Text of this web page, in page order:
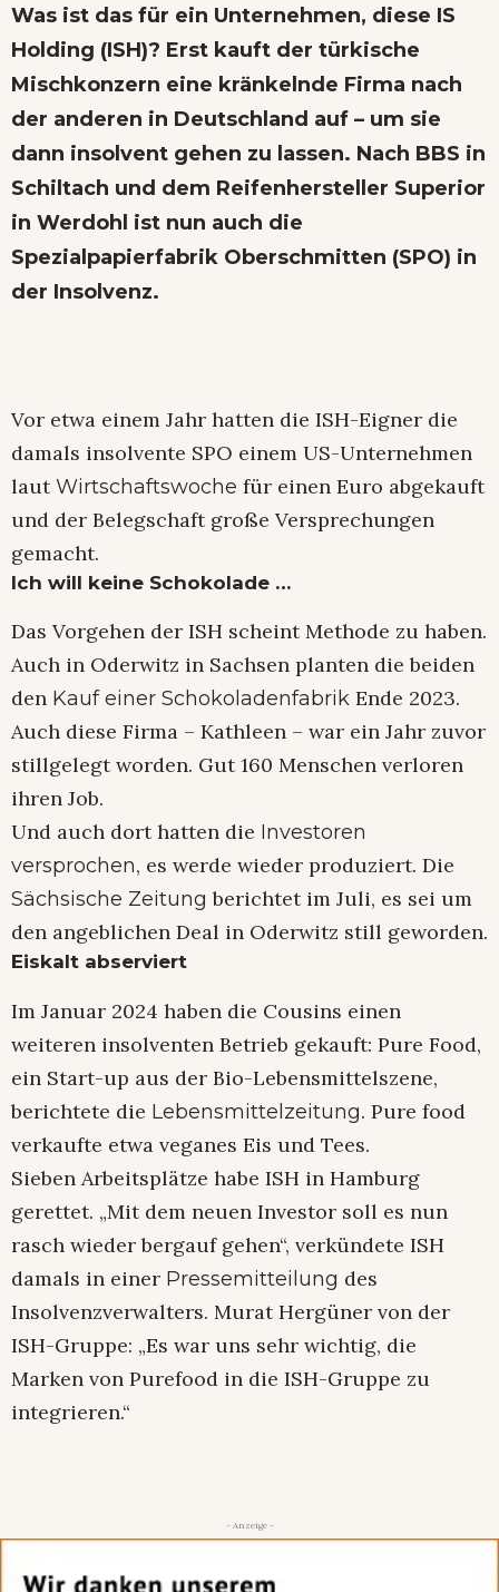
Was ist das für ein Unternehmen, diese IS
Holding (ISH)? Erst kauft der türkische
Mischkonzern eine kränkelnde Firma nach
der anderen in Deutschland auf – um sie
dann insolvent gehen zu lassen. Nach BBS in
Schiltach und dem Reifenhersteller Superior
in Werdohl ist nun auch die
Spezialpapierfabrik Oberschmitten (SPO) in
der Insolvenz.
Vor etwa einem Jahr hatten die ISH-Eigner die
damals insolvente SPO einem US-Unternehmen
lautWirtschaftswoche für einen Euro abgekauft
und der Belegschaft große Versprechungen
gemacht.
Ich will keine Schokolade …
Das Vorgehen der ISH scheint Methode zu haben.
Auch in Oderwitz in Sachsen planten die beiden
den Kauf einer Schokoladenfabrik Ende 2023.
Auch diese Firma – Kathleen – war ein Jahr zuvor
stillgelegt worden. Gut 160 Menschen verloren
ihren Job.
Und auch dort hatten die Investoren
versprochen, es werde wieder produziert. Die
Sächsische Zeitung berichtet im Juli, es sei um
den angeblichen Deal in Oderwitz still geworden.
Eiskalt abserviert
Im Januar 2024 haben die Cousins einen
weiteren insolventen Betrieb gekauft: Pure Food,
ein Start-up aus der Bio-Lebensmittelszene,
berichtete die Lebensmittelzeitung. Pure food
verkaufte etwa veganes Eis und Tees.
Sieben Arbeitsplätze habe ISH in Hamburg
gerettet. „Mit dem neuen Investor soll es nun
rasch wieder bergauf gehen“, verkündete ISH
damals in einer Pressemitteilung des
Insolvenzverwalters. Murat Hergüner von der
ISH-Gruppe: „Es war uns sehr wichtig, die
Marken von Purefood in die ISH-Gruppe zu
integrieren.“
- Anzeige -